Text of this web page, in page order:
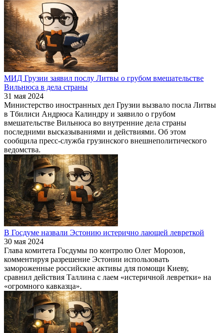
МИД Грузии заявил послу Литвы о грубом вмешательстве
Вильнюса в дела страны
31 мая 2024
Министерство иностранных дел Грузии вызвало посла Литвы
в Тбилиси Андрюса Калиндру и заявило о грубом
вмешательстве Вильнюса во внутренние дела страны
последними высказываниями и действиями. Об этом
сообщила пресс-служба грузинского внешнеполитического
ведомства.
В Госдуме назвали Эстонию истерично лающей левреткой
30 мая 2024
Глава комитета Госдумы по контролю Олег Морозов,
комментируя разрешение Эстонии использовать
замороженные российские активы для помощи Киеву,
сравнил действия Таллина с лаем «истеричной левретки» на
«огромного кавказца».